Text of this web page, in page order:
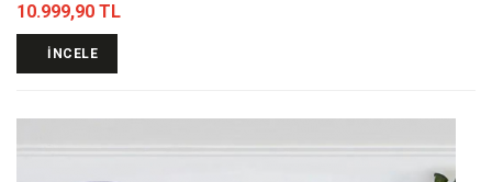
10.999,90 TL
İNCELE